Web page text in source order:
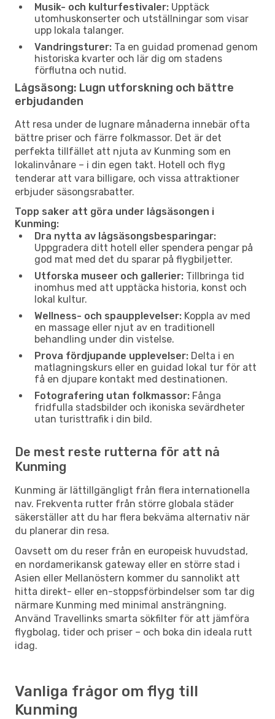
Musik- och kulturfestivaler: Upptäck
utomhuskonserter och utställningar som visar
upp lokala talanger.
Vandringsturer: Ta en guidad promenad genom
historiska kvarter och lär dig om stadens
förflutna och nutid.
Lågsäsong: Lugn utforskning och bättre
erbjudanden
Att resa under de lugnare månaderna innebär ofta
bättre priser och färre folkmassor. Det är det
perfekta tillfället att njuta av Kunming som en
lokalinvånare – i din egen takt. Hotell och flyg
tenderar att vara billigare, och vissa attraktioner
erbjuder säsongsrabatter.
Topp saker att göra under lågsäsongen i
Kunming:
Dra nytta av lågsäsongsbesparingar:
Uppgradera ditt hotell eller spendera pengar på
god mat med det du sparar på flygbiljetter.
Utforska museer och gallerier: Tillbringa tid
inomhus med att upptäcka historia, konst och
lokal kultur.
Wellness- och spaupplevelser: Koppla av med
en massage eller njut av en traditionell
behandling under din vistelse.
Prova fördjupande upplevelser: Delta i en
matlagningskurs eller en guidad lokal tur för att
få en djupare kontakt med destinationen.
Fotografering utan folkmassor: Fånga
fridfulla stadsbilder och ikoniska sevärdheter
utan turisttrafik i din bild.
De mest reste rutterna för att nå
Kunming
Kunming är lättillgängligt från flera internationella
nav. Frekventa rutter från större globala städer
säkerställer att du har flera bekväma alternativ när
du planerar din resa.
Oavsett om du reser från en europeisk huvudstad,
en nordamerikansk gateway eller en större stad i
Asien eller Mellanöstern kommer du sannolikt att
hitta direkt- eller en-stoppsförbindelser som tar dig
närmare Kunming med minimal ansträngning.
Använd Travellinks smarta sökfilter för att jämföra
flygbolag, tider och priser – och boka din ideala rutt
idag.
Vanliga frågor om flyg till
Kunming